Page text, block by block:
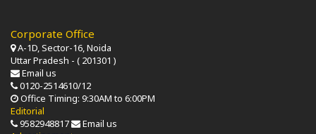
Corporate Office
A-1D, Sector-16, Noida
Uttar Pradesh - ( 201301 )
Email us
0120-2514610/12
Office Timing: 9:30AM to 6:00PM
Editorial
9582948817
Email us